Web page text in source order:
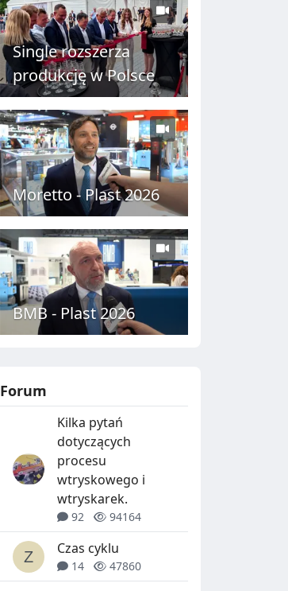
Single rozszerza
produkcję w Polsce
Moretto - Plast 2026
BMB - Plast 2026
Forum
Kilka pytań
dotyczących
procesu
wtryskowego i
wtryskarek.
92 94164
Czas cyklu
14 47860